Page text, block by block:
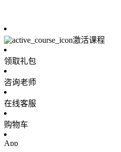
激活课程
领取礼包
咨询老师
在线客服
购物车
App